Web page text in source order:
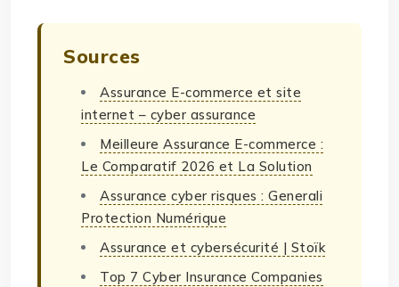
Sources
Assurance E-commerce et site
internet – cyber assurance
Meilleure Assurance E-commerce :
Le Comparatif 2026 et La Solution
Assurance cyber risques : Generali
Protection Numérique
Assurance et cybersécurité | Stoïk
Top 7 Cyber Insurance Companies